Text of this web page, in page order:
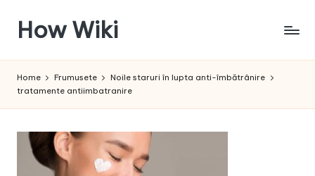
content
How Wiki
pentru
Home Frumusete
Noile staruri în lupta anti-îmbătrânire
tratamente antiimbatranire